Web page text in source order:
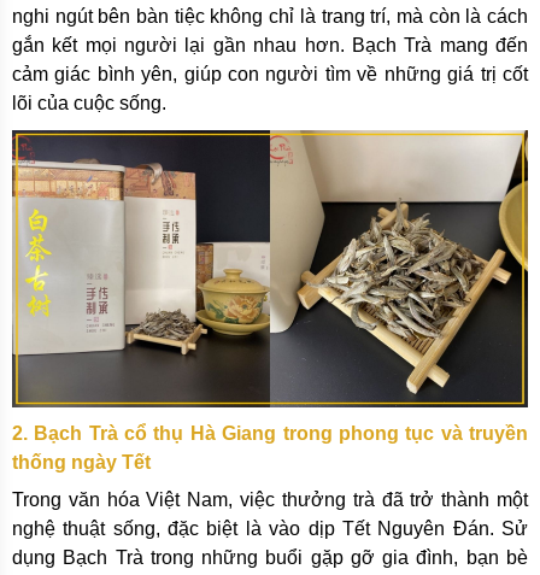
nghi ngút bên bàn tiệc không chỉ là trang trí, mà còn là cách
gắn kết mọi người lại gần nhau hơn. Bạch Trà mang đến
cảm giác bình yên, giúp con người tìm về những giá trị cốt
lõi của cuộc sống.
2. Bạch Trà cổ thụ Hà Giang trong phong tục và truyền
thống ngày Tết
Trong văn hóa Việt Nam, việc thưởng trà đã trở thành một
nghệ thuật sống, đặc biệt là vào dịp Tết Nguyên Đán. Sử
dụng Bạch Trà trong những buổi gặp gỡ gia đình, bạn bè